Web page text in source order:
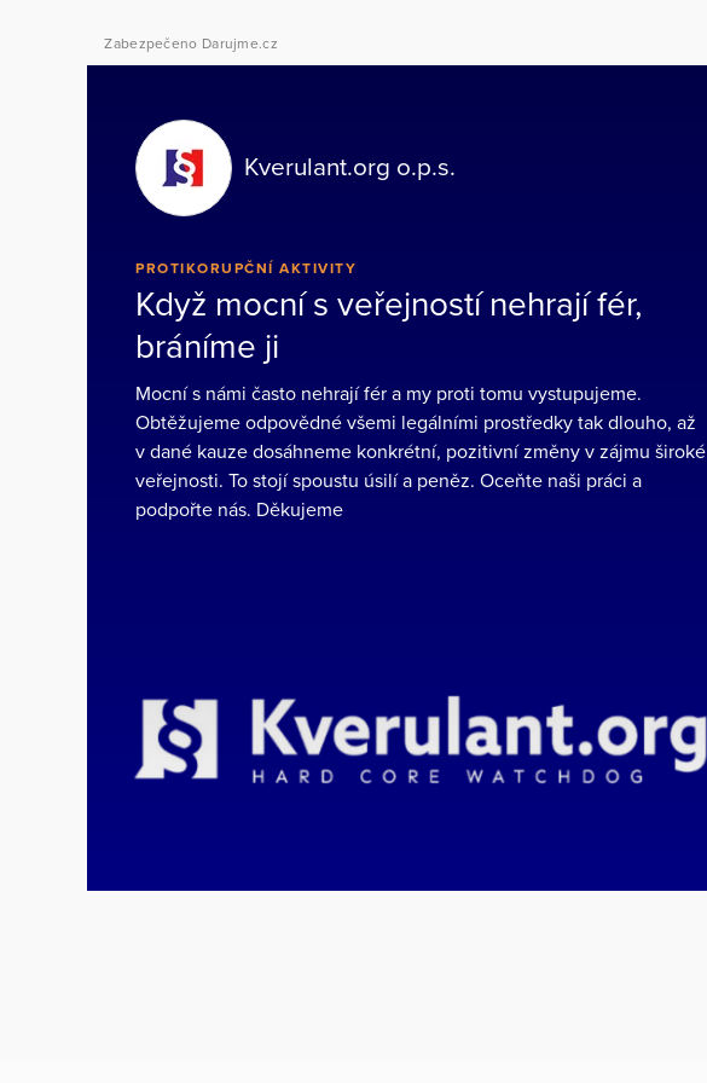
Zabezpečeno Darujme.cz
Kverulant.org o.p.s.
PROTIKORUPČNÍ AKTIVITY
Když mocní s veřejností nehrají fér,
bráníme ji
Mocní s námi často nehrají fér a my proti tomu vystupujeme.
Obtěžujeme odpovědné všemi legálními prostředky tak dlouho, až
v dané kauze dosáhneme konkrétní, pozitivní změny v zájmu široké
veřejnosti. To stojí spoustu úsilí a peněz. Oceňte naši práci a
podpořte nás. Děkujeme